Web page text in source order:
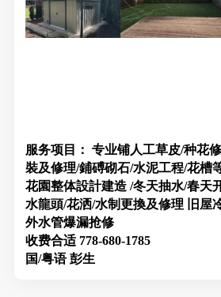
服务项目： 专业铺人工草皮/种花
裝及修理/鋪磗砌石/水泥工程/花槽
花園整体設計建造 /冬天抽水/春天
水龍頭/花洒/水制更換及修理 旧屋
外水管爆漏抢修
收费合适 778-680-1785
国/粤语 彭生